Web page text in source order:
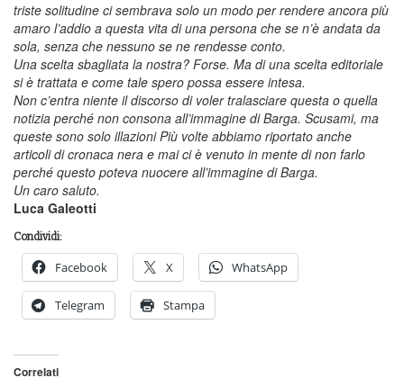
triste solitudine ci sembrava solo un modo per rendere ancora più
amaro l’addio a questa vita di una persona che se n’è andata da
sola, senza che nessuno se ne rendesse conto.
Una scelta sbagliata la nostra? Forse. Ma di una scelta editoriale
si è trattata e come tale spero possa essere intesa.
Non c’entra niente il discorso di voler tralasciare questa o quella
notizia perché non consona all’immagine di Barga. Scusami, ma
queste sono solo illazioni Più volte abbiamo riportato anche
articoli di cronaca nera e mai ci è venuto in mente di non farlo
perché questo poteva nuocere all’immagine di Barga.
Un caro saluto.
Luca Galeotti
Condividi:
Facebook X WhatsApp
Telegram Stampa
Correlati